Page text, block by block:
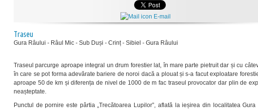
E-mail
Traseu
Gura Râului - Râul Mic - Sub Duși - Crinț - Sibiel - Gura Râului
Traseul parcurge aproape integral un drum forestier lat, în mare parte pietruit dar și cu
în care se pot forma adevărate bariere de noroi dacă a plouat și s-a facut exploatare
aproape 50 de km și diferența de nivel de 1000 de m fac traseul provocator dar plin de
neașteptate.
Punctul de pornire este pârtia „Trecătoarea Lupilor”, aflată la ieșirea din localitatea Gura